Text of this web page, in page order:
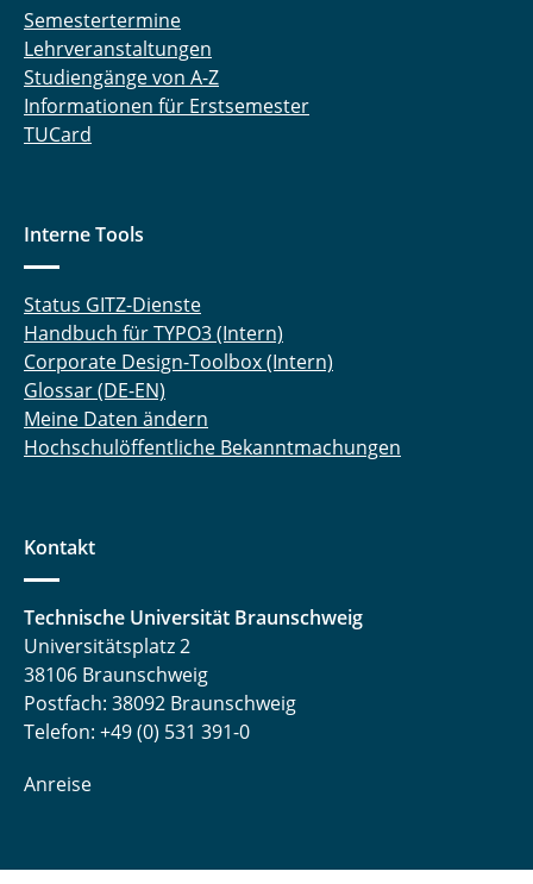
Semestertermine
Lehrveranstaltungen
Studiengänge von A-Z
Informationen für Erstsemester
TUCard
Interne Tools
Status GITZ-Dienste
Handbuch für TYPO3 (Intern)
Corporate Design-Toolbox (Intern)
Glossar (DE-EN)
Meine Daten ändern
Hochschulöffentliche Bekanntmachungen
Kontakt
Technische Universität Braunschweig
Universitätsplatz 2
38106 Braunschweig
Postfach: 38092 Braunschweig
Telefon: +49 (0) 531 391-0
Anreise